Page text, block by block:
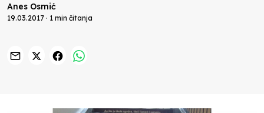
Anes Osmić
19.03.2017 · 1 min čitanja